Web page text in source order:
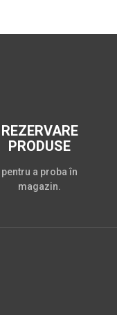
REZERVARE
PRODUSE
pentru a proba în
magazin.